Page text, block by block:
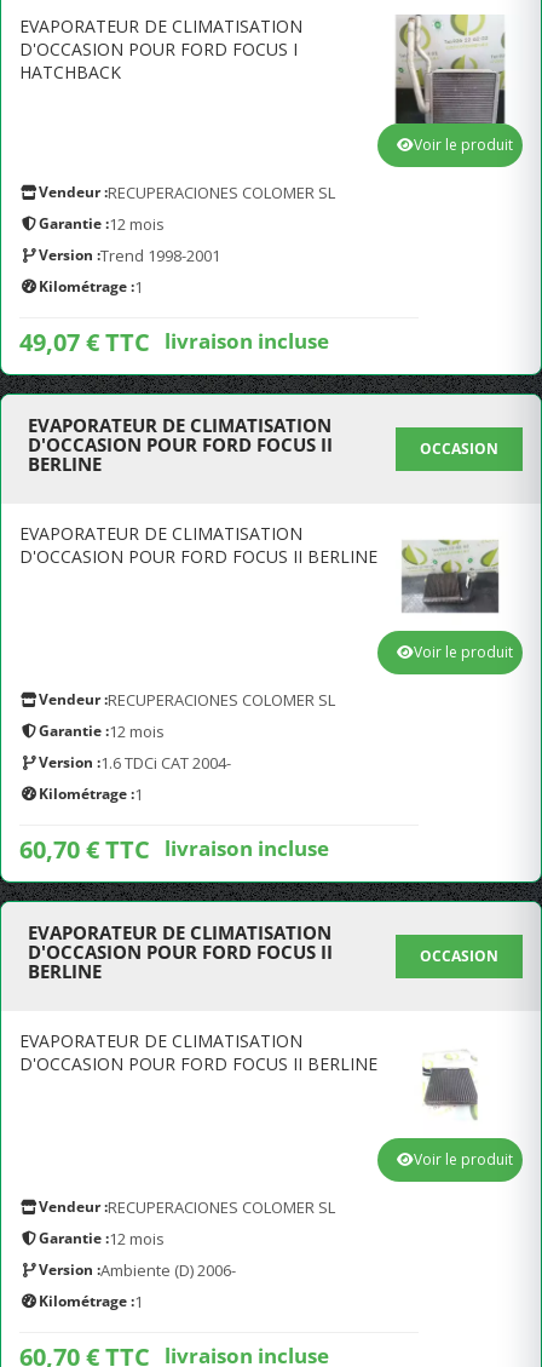
EVAPORATEUR DE CLIMATISATION
D'OCCASION POUR FORD FOCUS I
HATCHBACK
Vendeur :RECUPERACIONES COLOMER SL
Garantie :12 mois
Version :Trend 1998-2001
Kilométrage :1
49,07 € TTC livraison incluse
Voir le produit
EVAPORATEUR DE CLIMATISATION
D'OCCASION POUR FORD FOCUS II
BERLINE
OCCASION
EVAPORATEUR DE CLIMATISATION
D'OCCASION POUR FORD FOCUS II BERLINE
Vendeur :RECUPERACIONES COLOMER SL
Garantie :12 mois
Version :1.6 TDCi CAT 2004-
Kilométrage :1
60,70 € TTC livraison incluse
Voir le produit
EVAPORATEUR DE CLIMATISATION
D'OCCASION POUR FORD FOCUS II
BERLINE
OCCASION
EVAPORATEUR DE CLIMATISATION
D'OCCASION POUR FORD FOCUS II BERLINE
Vendeur :RECUPERACIONES COLOMER SL
Garantie :12 mois
Version :Ambiente (D) 2006-
Kilométrage :1
60,70 € TTC livraison incluse
Voir le produit